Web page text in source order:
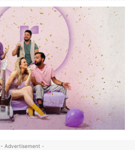
- Advertisement -